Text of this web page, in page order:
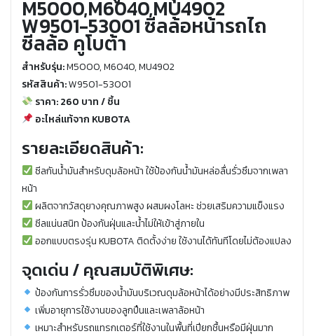
M5000,M6040,MU4902
W9501-53001 ซีลล้อหน้ารถไถ
ซีลล้อ คูโบต้า
สำหรับรุ่น:M5000, M6040, MU4902
รหัสสินค้า:W9501-53001
ราคา: 260 บาท / ชิ้น
อะไหล่แท้จาก KUBOTA
รายละเอียดสินค้า:
ซีลกันน้ำมันสำหรับดุมล้อหน้า ใช้ป้องกันน้ำมันหล่อลื่นรั่วซึมจากเพลา
หน้า
ผลิตจากวัสดุยางคุณภาพสูง ผสมผงโลหะ ช่วยเสริมความแข็งแรง
ซีลแน่นสนิท ป้องกันฝุ่นและน้ำไม่ให้เข้าสู่ภายใน
ออกแบบตรงรุ่น KUBOTA ติดตั้งง่าย ใช้งานได้ทันทีโดยไม่ต้องแปลง
จุดเด่น / คุณสมบัติพิเศษ:
ป้องกันการรั่วซึมของน้ำมันบริเวณดุมล้อหน้าได้อย่างมีประสิทธิภาพ
เพิ่มอายุการใช้งานของลูกปืนและเพลาล้อหน้า
เหมาะสำหรับรถแทรกเตอร์ที่ใช้งานในพื้นที่เปียกชื้นหรือมีฝุ่นมาก